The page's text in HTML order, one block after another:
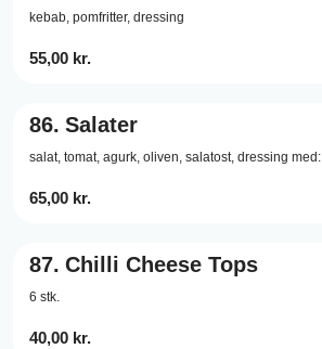
kebab, pomfritter, dressing
55,00 kr.
86. Salater
salat, tomat, agurk, oliven, salatost, dressing med:
65,00 kr.
87. Chilli Cheese Tops
6 stk.
40,00 kr.